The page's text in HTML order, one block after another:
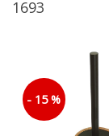
1693
- 15 %